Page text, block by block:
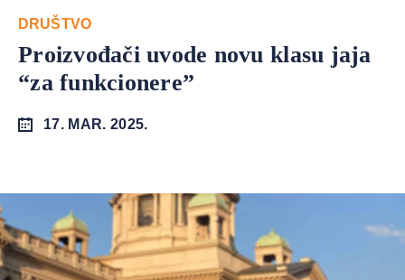
DRUŠTVO
Proizvođači uvode novu klasu jaja
“za funkcionere”
17. MAR. 2025.